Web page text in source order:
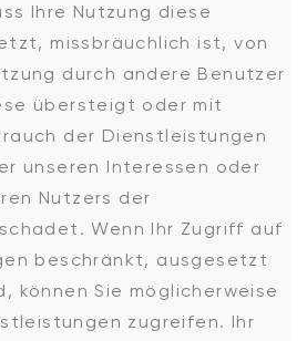
Ihre Nutzung diese
missbräuchlich ist, von
durch andere Benutzer
übersteigt oder mit
der Dienstleistungen
unseren Interessen oder
Nutzers der
Wenn Ihr Zugriff auf
beschränkt, ausgesetzt
können Sie möglicherweise
zugreifen. Ihr